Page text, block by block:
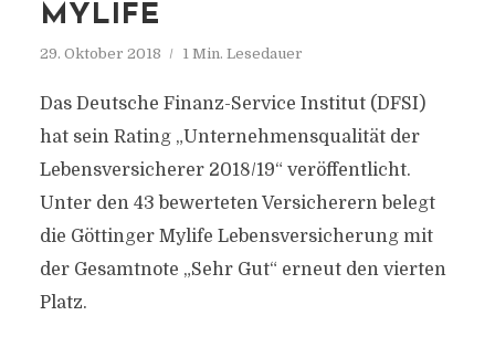
MYLIFE
29. Oktober 2018 1 Min. Lesedauer
Das Deutsche Finanz-Service Institut (DFSI)
hat sein Rating „Unternehmensqualität der
Lebensversicherer 2018/19“ veröffentlicht.
Unter den 43 bewerteten Versicherern belegt
die Göttinger Mylife Lebensversicherung mit
der Gesamtnote „Sehr Gut“ erneut den vierten
Platz.